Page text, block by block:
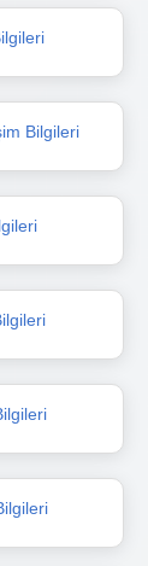
Bilgileri